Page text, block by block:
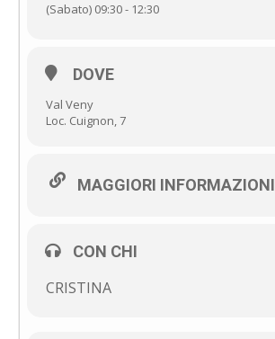
(Sabato) 09:30 - 12:30
DOVE
Val Veny
Loc. Cuignon, 7
MAGGIORI INFORMAZIONI
CON CHI
CRISTINA